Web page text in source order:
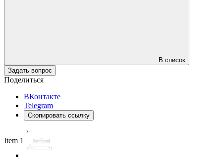
В список
Задать вопрос
Поделиться
ВКонтакте
Telegram
Скопировать ссылку
Item 1 of 2